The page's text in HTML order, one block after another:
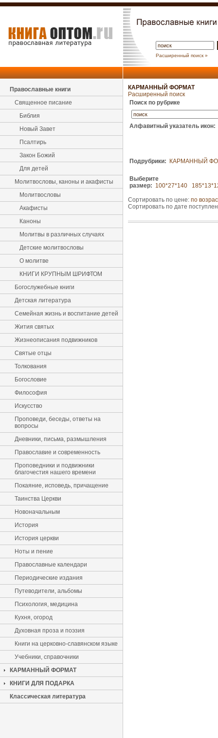
Расширенный поиск »
Православные книги
Священное писание
Библия
Новый Завет
Псалтирь
Закон Божий
Для детей
Молитвословы, каноны и акафисты
Молитвословы
Акафисты
Каноны
Молитвы в различных случаях
Детские молитвословы
О молитве
КНИГИ КРУПНЫМ ШРИФТОМ
Богослужебные книги
Детская литература
Семейная жизнь и воспитание детей
Жития святых
Жизнеописания подвижников
Святые отцы
Толкования
Богословие
Философия
Искусство
Проповеди, беседы, ответы на
вопросы
Дневники, письма, размышления
Православие и современность
Проповедники и подвижники
благочестия нашего времени
Покаяние, исповедь, причащение
Таинства Церкви
Новоначальным
История
История церкви
Ноты и пение
Православные календари
Периодические издания
Путеводители, альбомы
Психология, медицина
Кухня, огород
Духовная проза и поэзия
Книги на церковно-славянском языке
Учебники, справочники
КАРМАННЫЙ ФОРМАТ
КНИГИ ДЛЯ ПОДАРКА
Классическая литература
КАРМАННЫЙ ФОРМАТ
Расширенный поиск
Поиск по рубрике
Алфавитный указатель икон:
Подрубрики: КАРМАННЫЙ
Выберите
размер: 100*27*140
Сортировать по цене: по
Сортировать по дате